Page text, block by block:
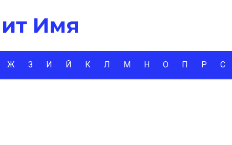
Имя
Ж З И Й К Л М Н О П Р С